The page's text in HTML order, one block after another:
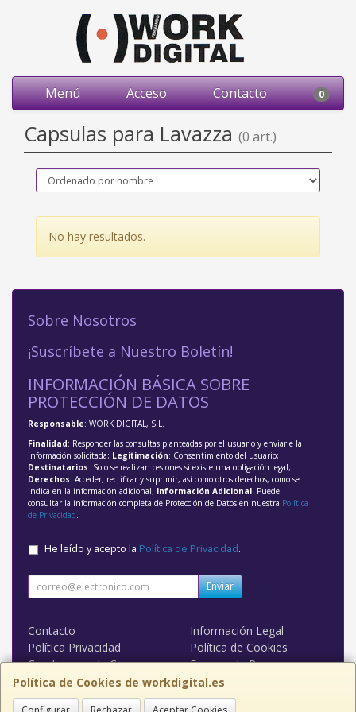
Menú Acceso Contacto 0
Capsulas para Lavazza (0 art.)
No hay resultados.
Política de Cookies de workdigital.es
Sobre Nosotros
¡Suscríbete a Nuestro Boletín!
INFORMACIÓN BÁSICA SOBRE
PROTECCIÓN DE DATOS
Responsable: WORK DIGITAL, S.L.
Finalidad: Responder las consultas planteadas por el usuario y enviarle la
información solicitada; Legitimación: Consentimiento del usuario;
Destinatarios: Solo se realizan cesiones si existe una obligación legal;
Derechos: Acceder, rectificar y suprimir, así como otros derechos, como se
indica en la información adicional; Información Adicional: Puede
consultar la información completa de Protección de Datos en nuestra Política
de Privacidad.
He leído y acepto la Política de Privacidad.
Enviar
Contacto
Información Legal
Política Privacidad
Política de Cookies
Condiciones de Compra
Formas de Pago
WORK DIGITAL